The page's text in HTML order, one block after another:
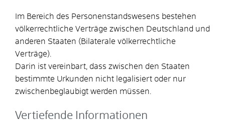
Im Bereich des Personenstandswesens bestehen
völkerrechtliche Verträge zwischen Deutschland und
anderen Staaten (Bilaterale völkerrechtliche
Verträge).
Darin ist vereinbart, dass zwischen den Staaten
bestimmte Urkunden nicht legalisiert oder nur
zwischenbeglaubigt werden müssen.
Vertiefende Informationen